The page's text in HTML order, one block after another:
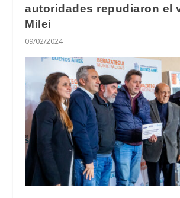
autoridades repudiaron el
Milei
09/02/2024